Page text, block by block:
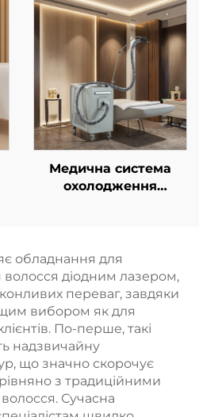
технологія
охолодження на 360°,
кріотерапія для
зниження ваги та
косметичних
процедур
Медична система
охолодження
та епідермального
захисту, безперервне
безконтактне
використання в
клініці
обладнання для
діодним лазером,
переваг, завдяки
вибором як для
По-перше, такі
надзвичайну
що значно скорочує
з традиційними
Сучасна